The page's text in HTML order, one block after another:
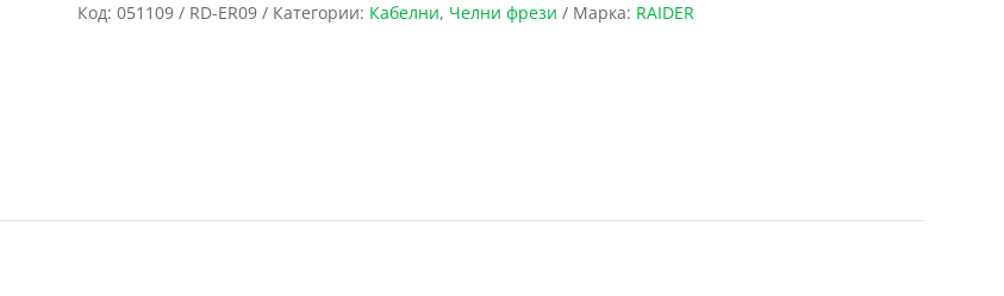
Код: 051109 / RD-ER09 Категории: Кабелни, Челни фрези Марка: RAIDER